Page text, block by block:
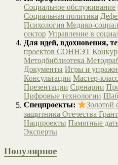
Социальное обслуживание
Социальная политика
Психология Медико-
сектор Управление в
Для идей, вдохновения,
проектов СОННЭТ
Методбиблиотека
Документы Игры и
Консультации Мастер-
Презентации Сценарии
Цифровые технологии
Спецпроекты:
защитника Отечества
Нацпроекты Памятные
Эксперты
Популярное